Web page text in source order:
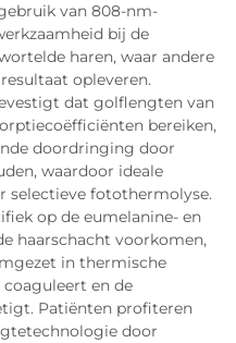
van 808-nm-
bij de
haren, waar andere
opleveren.
dat golflengten van
bereiken,
doordringing door
waardoor ideale
selectieve fotothermolyse.
op de eumelanine- en
haarschacht voorkomen,
in thermische
en de
Patiënten profiteren
door